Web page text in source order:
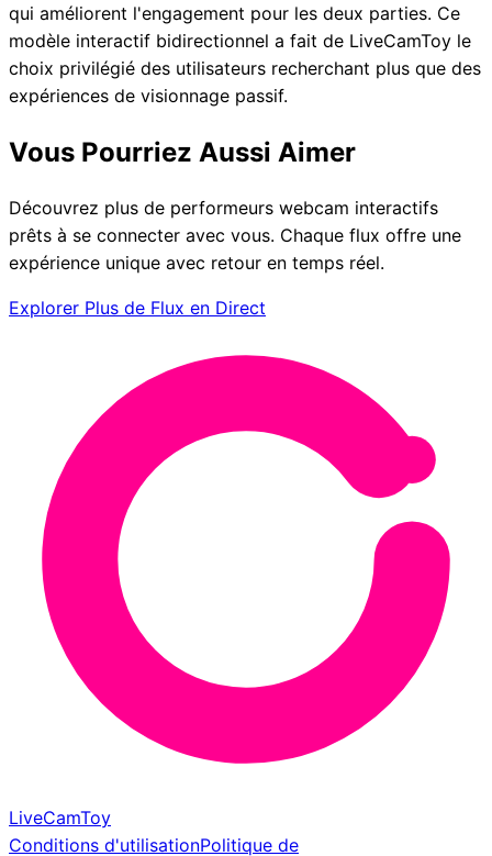
qui améliorent l'engagement pour les deux parties. Ce
modèle interactif bidirectionnel a fait de LiveCamToy le
choix privilégié des utilisateurs recherchant plus que des
expériences de visionnage passif.
Vous Pourriez Aussi Aimer
Découvrez plus de performeurs webcam interactifs
prêts à se connecter avec vous. Chaque flux offre une
expérience unique avec retour en temps réel.
Explorer Plus de Flux en Direct
LiveCamToy
Conditions d'utilisationPolitique de